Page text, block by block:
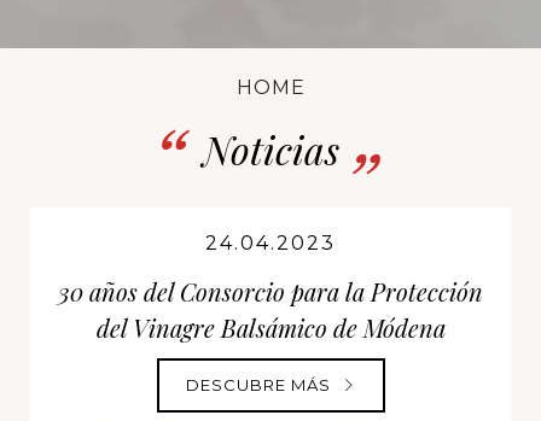
HOME
Noticias
24.04.2023
30 años del Consorcio para la Protección
del Vinagre Balsámico de Módena
DESCUBRE MÁS